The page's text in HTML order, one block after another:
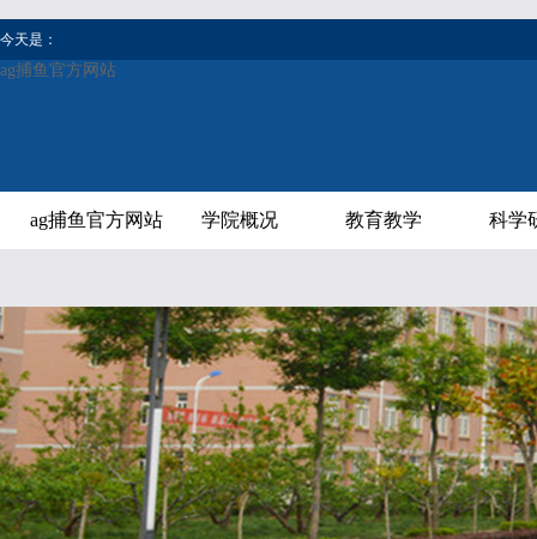
今天是：
ag捕鱼官方网站
ag捕鱼官方网站 学院概况 教育教学 科学